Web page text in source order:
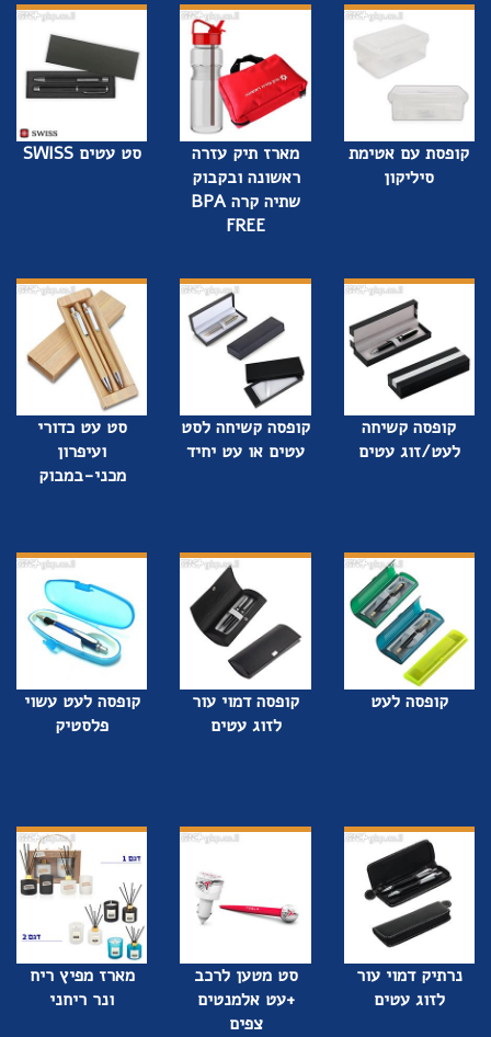
קופסת עם אטימת
סיליקון
מארז תיק עזרה
ראשונה ובקבוק
שתיה קרה BPA
FREE
סט עטים SWISS
קופסה קשיחה
לעט/זוג עטים
קופסה קשיחה לסט
עטים או עט יחיד
סט עט כדורי
ועיפרון
מכני-במבוק
קופסה לעט
קופסה דמוי עור
לזוג עטים
קופסה לעט עשוי
פלסטיק
נרתיק דמוי עור
לזוג עטים
סט מטען לרכב
+עט אלמנטים
צפים
מארז מפיץ ריח
ונר ריחני